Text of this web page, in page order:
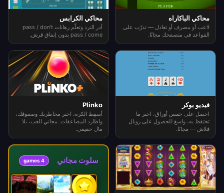
محاكي الباكاراه
لاعب أو مصرف أو تعادل — تدرّب على
القواعد في متصفحك مجانًا.
محاكي الكرابس
أدر النرد وتعلّم رهانات pass / don't
pass / come بدون إنفاق قرش.
فيديو بوكر
احصل على خمس أوراق، اختر ما
تحتفظ به، واسعَ للحصول على رويال
فلاش — مجانًا.
Plinko
أسقِط الكرة، اختر مخاطرتك وصفوفك،
واطارد المضاعفات. مجاني للعب، بلا
مال حقيقي.
سلوت مجاني 4 games